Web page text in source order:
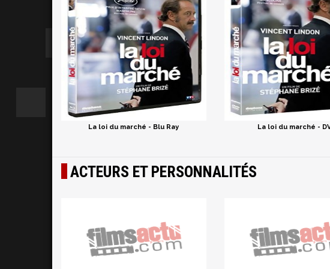
La loi du marché - Blu Ray La loi du marché -
ACTEURS ET PERSONNALITÉS